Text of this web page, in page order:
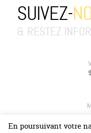
SUIVEZ-
& RESTEZ
En poursuivant votre